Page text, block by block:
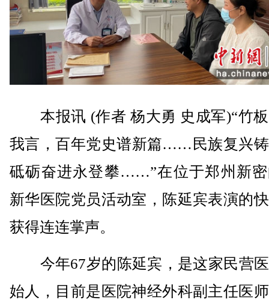
本报讯 (作者 杨大勇 史成军)“竹
我言，百年党史谱新篇……民族复兴
砥砺奋进永登攀……”在位于郑州新
新华医院党员活动室，陈延宾表演的
获得连连掌声。
今年67岁的陈延宾，是这家民营
始人，目前是医院神经外科副主任医